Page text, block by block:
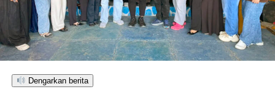
ditetapkan dan mengantarkan Kota Gorontalo menjadi
satu-satunya daerah di wilayah tersebut yang
menembus kategori “Unggul”. Sementara kabupaten lain
di Gorontalo masih berada pada kategori “Berkembang”
Dengarkan berita